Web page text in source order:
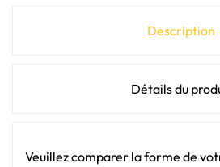
Description
Détails du
Veuillez comparer la forme de